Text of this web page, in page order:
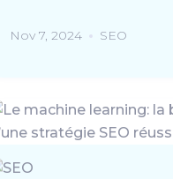
Nov 7, 2024 SEO